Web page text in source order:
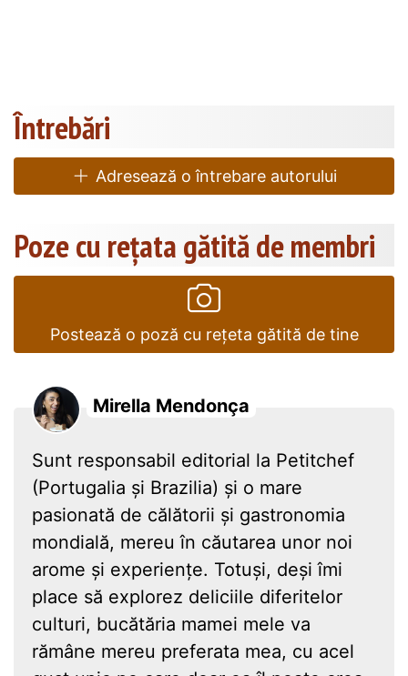
Întrebări
Adresează o întrebare autorului
Poze cu rețata gătită de membri
Postează o poză cu rețeta gătită de tine
Mirella Mendonça
Sunt responsabil editorial la Petitchef
(Portugalia și Brazilia) și o mare
pasionată de călătorii și gastronomia
mondială, mereu în căutarea unor noi
arome și experiențe. Totuși, deși îmi
place să explorez deliciile diferitelor
culturi, bucătăria mamei mele va
rămâne mereu preferata mea, cu acel